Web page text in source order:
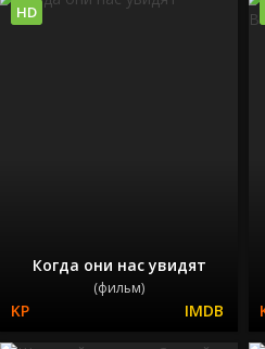
Когда они нас увидят
(фильм)
HD